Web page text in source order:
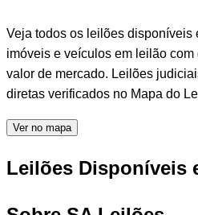
Veja todos os leilões disponíveis
imóveis e veículos em leilão
valor de mercado. Leilões
diretas verificados no Mapa do
Ver no mapa
Leilões Disponíveis